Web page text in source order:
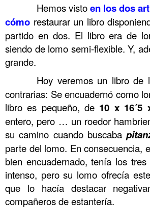
Hemos vistoen los dos
cómo restaurar un libro
partido en dos. El libro era de
siendo de lomo semi-flexible. Y,
grande.
Hoy veremos un libro de
contrarias: Se encuadernó como
libro es pequeño, de 10 x 16´5
entero, pero … un roedor
su camino cuando buscaba
parte del lomo. En consecuencia,
bien encuadernado, tenía los
intenso, pero su lomo ofrecía
que lo hacía destacar
compañeros de estantería.